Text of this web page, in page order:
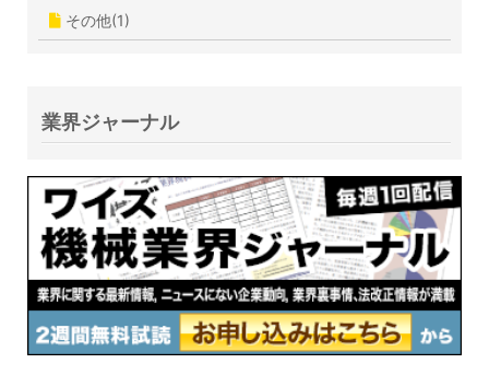
その他(1)
業界ジャーナル